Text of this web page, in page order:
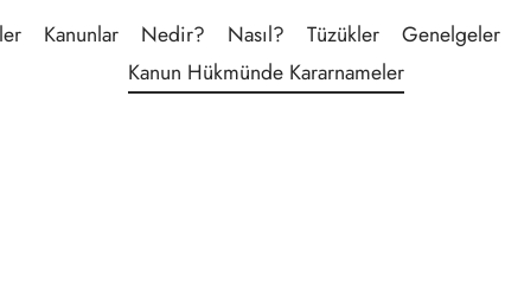
Kanunlar Nedir? Nasıl? Tüzükler Genelgeler
Kanun Hükmünde Kararnameler